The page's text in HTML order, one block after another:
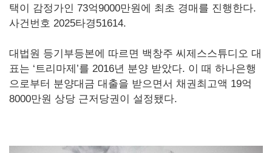
택이 감정가인 73억9000만원에 최초 경매를 진행한다.
사건번호 2025타경51614.
대법원 등기부등본에 따르면 백창주 씨제스스튜디오 대
표는 ‘트리마제’를 2016년 분양 받았다. 이 때 하나은행
으로부터 분양대금 대출을 받으면서 채권최고액 19억
8000만원 상당 근저당권이 설정됐다.